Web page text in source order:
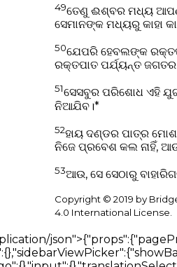
49ତେଣୁ ଈଶ୍ବର ମଧ୍ୟ
ସେମାନଙ୍କ ମଧ୍ୟରୁ କାହା
50ଯେପରି ହେବଲଙ୍କ
ରକ୍ତପାତ ପର୍ଯ୍ୟନ୍ତ
51ସେସବୁର ପରିଶୋଧ ଏହି
ନିଆଯିବ।*
52ହାୟ ଦଣ୍ଡର ପାତ୍ର
ନିଜେ ପ୍ରବେଶ କଲ ନାହିଁ,
53ଆଉ, ସେ ସେଠାରୁ
Copyright © 2019 by
4.0 International License.
style","textOnly":"Text only","textOnlyHint":"Plain text answers without interactive cards","mixed":"Mixed","mixedHint":"Text and interactive cards when helpful","effort":{"label":"Answer depth","fast":"Fast","detailed":"Detailed"},"mixedDisabledHint":"Mixed is available in Detailed mode"}},"translationSelector":{"selectTranslationInput":{"placeholder":"ଅନୁବାଦ ଖୋଜନ୍ତୁ"}},"trendingSearch":{},"downloadButtons":{"minOS":{}}},"blogArticleList":{"ctaButton":{}},"timelineSection":{"timelineStatus":{},"ctaButton":{},"timeline":[{"complete":true},{"complete":false,"inProgress":true},{"complete":false},{"complete":false}]},"verseDetail":{"loading":{}},"resultsBlock":{"loading":{},"results":{"locations":{},"answers":{},"similarQuestions":{}},"searchMediaTabSection":{"tabList":[null,null,null,null],"notFound":{"articles":{},"books":{},"docs":{"subMessage":""},"av":{}}},"linkSharingDisabled":{},"errors":{}},"detailsSection":{"techDetails":[{"paragraph":[{},{},{},{}]}],"aboutDetails":[{"paragraph":[{},{},{}]},{"paragraph":[{},{}]}]},"betaSignUp":{"result":{},"buttons":{}},"sidebar":{"tabList":[null,null,null],"userHistoryList":{"introCards":[{}],"loginCard":{},"historyDates":[null,null]},"bookmarksList":{"introCards":[{}],"loginCard":{}}},"mediaCard":{"sources":"ಮೂಲಗಳು"},"userDetailsPopup":{"fontSize":{},"settingsTabs":{"profile":"ପ୍ରୋଫାଇଲ"},"notifications":{"topics":{"general_news":{},"new_features":{},"account_security":{}}},"profile":{"ageRangeLabel":"ବୟସ ପରିସୀମା","denominationLabel":"ସମ୍ପ୍ରଦାୟ","save":"ପ୍ରୋଫାଇଲ ସଂରକ୍ଷଣ କରନ୍ତୁ","signInHint":"ଆପଣଙ୍କ ପ୍ରୋଫାଇଲ ସଂରକ୍ଷଣ କରିବାକୁ ସାଇନ୍ ଇନ୍